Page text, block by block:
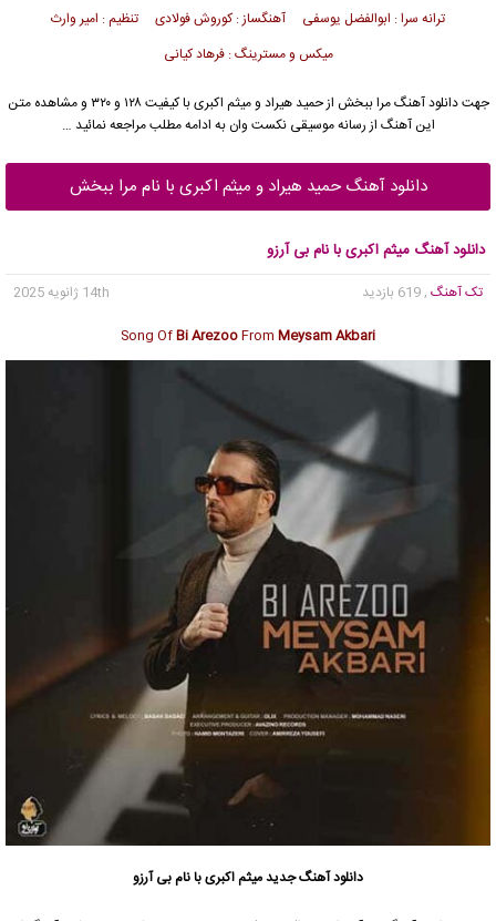
ترانه سرا : ابوالفضل یوسفی آهنگساز : کوروش فولادی تنظیم : امیر وارث
میکس و مسترینگ : فرهاد کیانی
جهت دانلود آهنگ مرا ببخش ازحمید هیراد
و میثم اکبری با کیفیت ۱۲۸ و ۳۲۰ و مشاهده متن
این آهنگ از رسانه موسیقی نکست وان به ادامه مطلب مراجعه نمائید …
دانلود آهنگ حمید هیراد و میثم اکبری با نام مرا ببخش
دانلود آهنگ میثم اکبری با نام بی آرزو
تک آهنگ , 619 بازدید
14th ژانویه 2025
Song OfBi ArezooFrom Meysam Akbari
دانلود آهنگ جدیدمیثم اکبری با نام بی آرزو